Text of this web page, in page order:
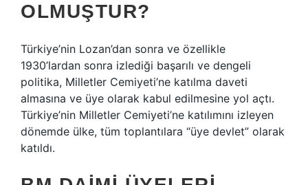
OLMUŞTUR?
Türkiye’nin Lozan’dan sonra ve özellikle
1930’lardan sonra izlediği başarılı ve dengeli
politika, Milletler Cemiyeti’ne katılma daveti
almasına ve üye olarak kabul edilmesine yol açtı.
Türkiye’nin Milletler Cemiyeti’ne katılımını izleyen
dönemde ülke, tüm toplantılara “üye devlet” olarak
katıldı.